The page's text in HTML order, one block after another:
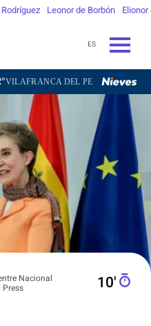
Leonor de Borbón Elionor
ES
PENEDÈS21,4°VILANOVA I LA
Nacional
Press
10′